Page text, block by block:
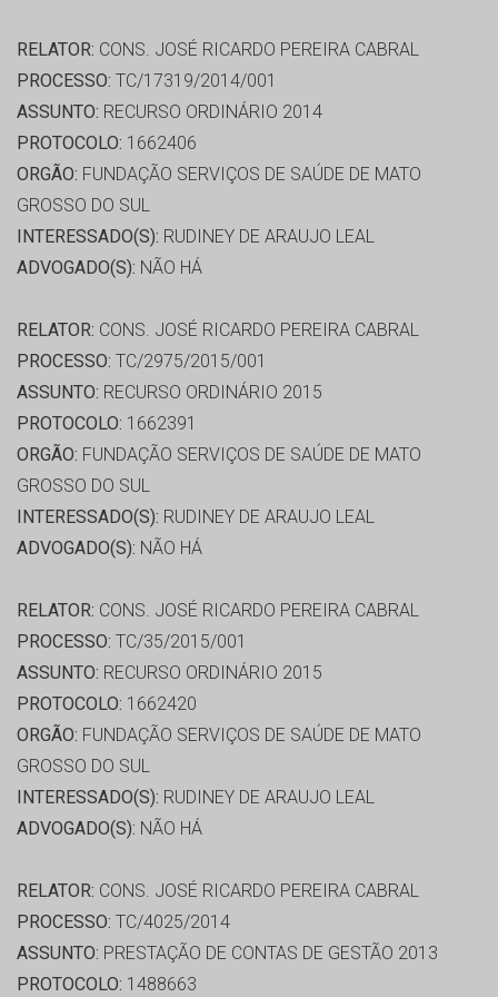
RELATOR: CONS. JOSÉ RICARDO PEREIRA CABRAL
PROCESSO: TC/17319/2014/001
ASSUNTO: RECURSO ORDINÁRIO 2014
PROTOCOLO: 1662406
ORGÃO: FUNDAÇÃO SERVIÇOS DE SAÚDE DE MATO
GROSSO DO SUL
INTERESSADO(S): RUDINEY DE ARAUJO LEAL
ADVOGADO(S): NÃO HÁ
RELATOR: CONS. JOSÉ RICARDO PEREIRA CABRAL
PROCESSO: TC/2975/2015/001
ASSUNTO: RECURSO ORDINÁRIO 2015
PROTOCOLO: 1662391
ORGÃO: FUNDAÇÃO SERVIÇOS DE SAÚDE DE MATO
GROSSO DO SUL
INTERESSADO(S): RUDINEY DE ARAUJO LEAL
ADVOGADO(S): NÃO HÁ
RELATOR: CONS. JOSÉ RICARDO PEREIRA CABRAL
PROCESSO: TC/35/2015/001
ASSUNTO: RECURSO ORDINÁRIO 2015
PROTOCOLO: 1662420
ORGÃO: FUNDAÇÃO SERVIÇOS DE SAÚDE DE MATO
GROSSO DO SUL
INTERESSADO(S): RUDINEY DE ARAUJO LEAL
ADVOGADO(S): NÃO HÁ
RELATOR: CONS. JOSÉ RICARDO PEREIRA CABRAL
PROCESSO: TC/4025/2014
ASSUNTO: PRESTAÇÃO DE CONTAS DE GESTÃO 2013
PROTOCOLO: 1488663